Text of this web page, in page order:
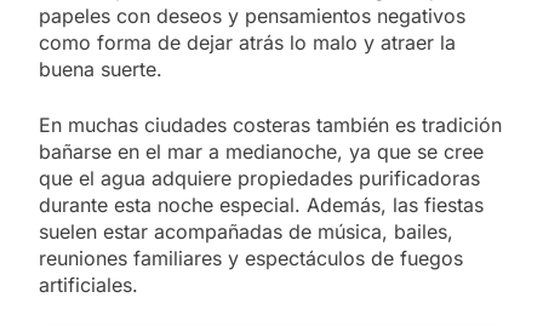
papeles con deseos y pensamientos negativos
como forma de dejar atrás lo malo y atraer la
buena suerte.
En muchas ciudades costeras también es tradición
bañarse en el mar a medianoche, ya que se cree
que el agua adquiere propiedades purificadoras
durante esta noche especial. Además, las fiestas
suelen estar acompañadas de música, bailes,
reuniones familiares y espectáculos de fuegos
artificiales.